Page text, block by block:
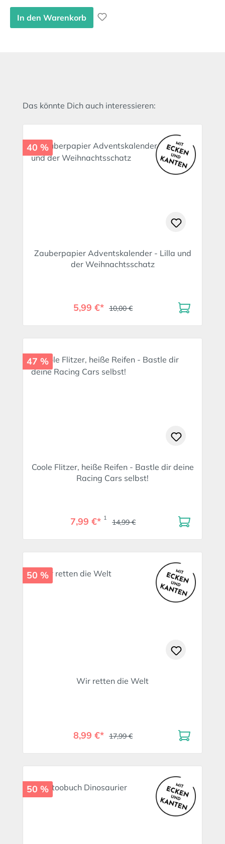
In den Warenkorb
Produktgalerie überspringen
Das könnte Dich auch interessieren:
40 %
Zauberpapier Adventskalender - Lilla und
der Weihnachtsschatz
5,99 €* 10,00 €
47 %
Coole Flitzer, heiße Reifen - Bastle dir deine
Racing Cars selbst!
7,99 €* 1 14,99 €
50 %
Wir retten die Welt
8,99 €* 17,99 €
50 %